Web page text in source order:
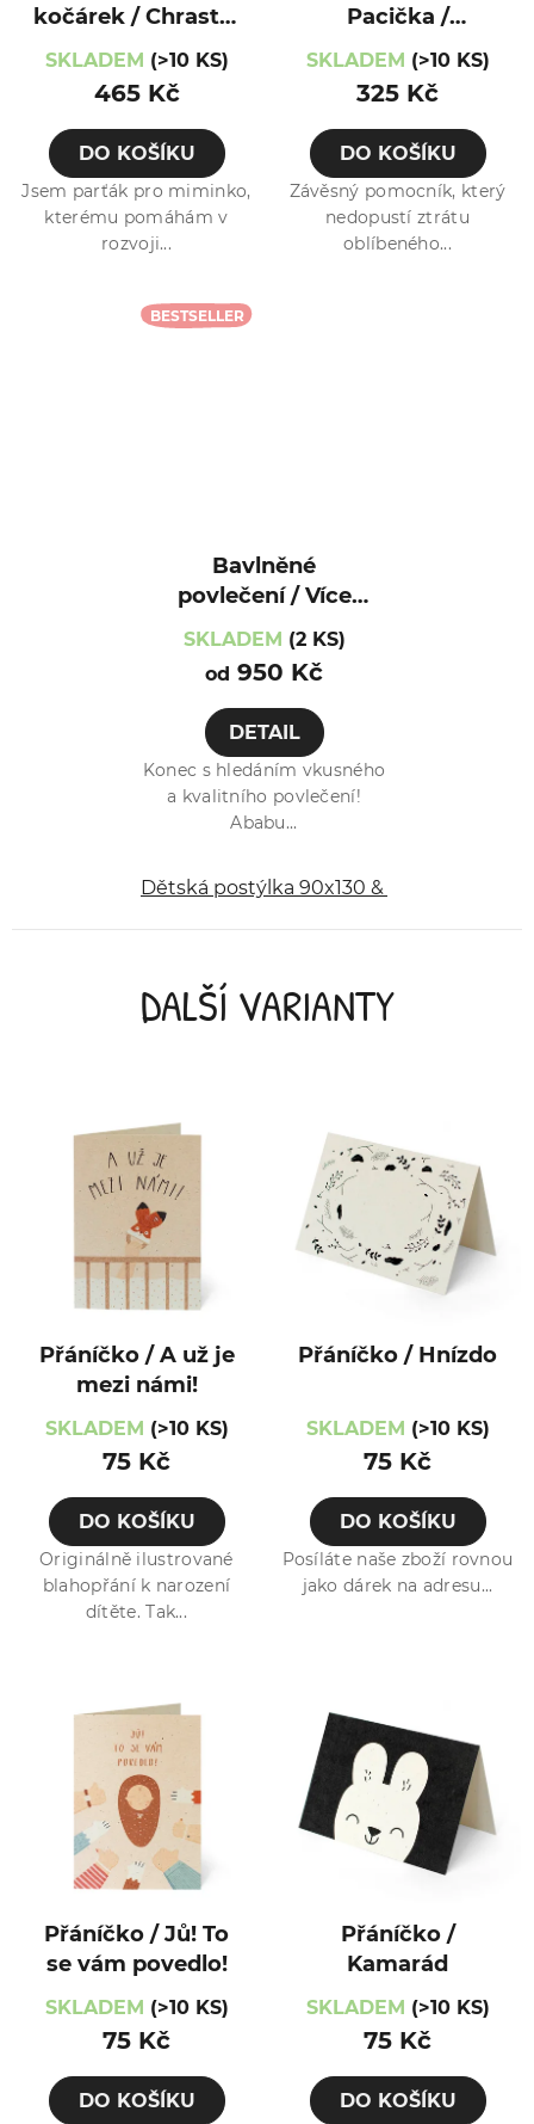
kočárek / Chrastík
/ Liška
SKLADEM (>10 KS)
465 Kč
DO KOŠÍKU
Jsem parťák pro miminko,
kterému pomáhám v
rozvoji...
Pacička /
Medvídek
SKLADEM (>10 KS)
325 Kč
DO KOŠÍKU
Závěsný pomocník, který
nedopustí ztrátu
oblíbeného...
BESTSELLER
Bavlněné
povlečení / Více
var. / Myška
SKLADEM (2 KS)
od 950 Kč
DETAIL
Konec s hledáním vkusného
a kvalitního povlečení!
Ababu...
Dětská postýlka 90x130 & 40x60 cm
DALŠÍ VARIANTY
Přáníčko / A už je
mezi námi!
SKLADEM (>10 KS)
75 Kč
DO KOŠÍKU
Originálně ilustrované
blahopřání k narození
dítěte. Tak...
Přáníčko / Hnízdo
SKLADEM (>10 KS)
75 Kč
DO KOŠÍKU
Posíláte naše zboží rovnou
jako dárek na adresu...
Přáníčko / Jů! To
se vám povedlo!
SKLADEM (>10 KS)
75 Kč
DO KOŠÍKU
Přáníčko /
Kamarád
SKLADEM (>10 KS)
75 Kč
DO KOŠÍKU